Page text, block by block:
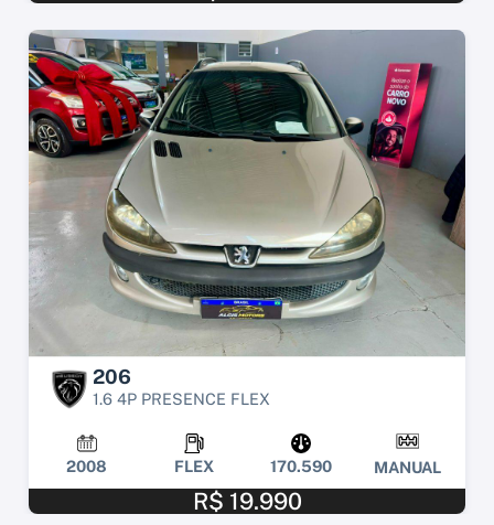
206
1.6 4P PRESENCE FLEX
2008 FLEX 170.590 MANUAL
R$ 19.990